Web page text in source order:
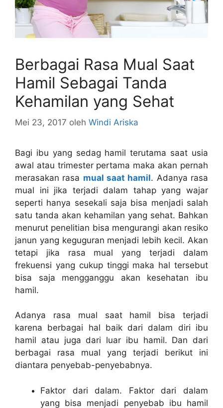
Berbagai Rasa Mual Saat
Hamil Sebagai Tanda
Kehamilan yang Sehat
Mei 23, 2017 oleh Windi Ariska
Bagi ibu yang sedag hamil terutama saat usia
awal atau trimester pertama maka akan pernah
merasakan rasa mual saat hamil. Adanya rasa
mual ini jika terjadi dalam tahap yang wajar
seperti hanya sesekali saja bisa menjadi salah
satu tanda akan kehamilan yang sehat. Bahkan
menurut penelitian bisa mengurangi akan resiko
janun yang keguguran menjadi lebih kecil. Akan
tetapi jika rasa mual yang terjadi dalam
frekuensi yang cukup tinggi maka hal tersebut
bisa saja mengganggu akan kesehatan ibu
hamil.
Adanya rasa mual saat hamil bisa terjadi
karena berbagai hal baik dari dalam diri ibu
hamil atau juga dari luar ibu hamil. Dan dari
berbagai rasa mual yang terjadi berikut ini
diantara penyebab-penyebabnya.
Faktor dari dalam. Faktor dari dalam
yang bisa menjadi penyebab ibu hamil